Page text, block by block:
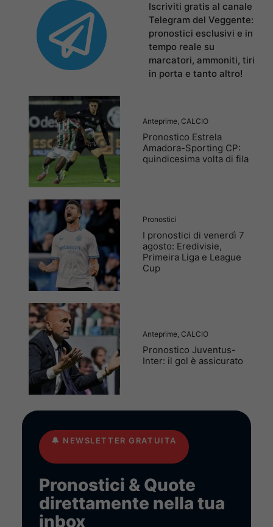
Iscriviti gratis al canale
Telegram del Veggente:
pronostici esclusivi e in
tempo reale su
marcatori, ammoniti, tiri
in porta e tanto altro!
Anteprime CALCIO
Pronostico Estrela
Amadora-Sporting CP:
quindicesima volta di fila
Pronostici
I pronostici di venerdì 7
agosto: Eredivisie,
Primeira Liga e League
Cup
Anteprime CALCIO
Pronostico Juventus-
Inter: il gol è assicurato
🔔 NEWSLETTER GRATUITA
Pronostici & Quote
direttamente nella tua
inbox